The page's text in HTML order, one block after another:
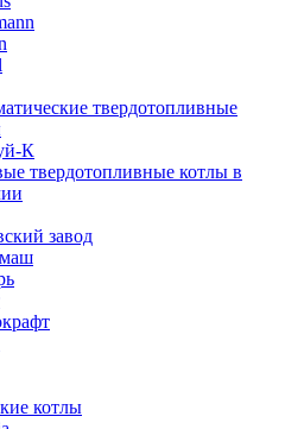
твердотопливные
К
твердотопливные котлы в
завод
котлы